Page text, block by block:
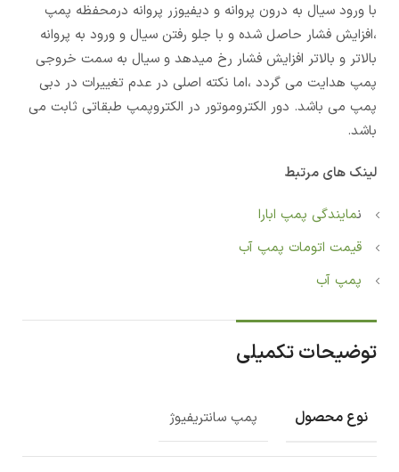
با ورود سیال به درون پروانه و دیفیوزر پروانه درمحفظه پمپ
،افزایش فشار حاصل شده و با جلو رفتن سیال و ورود به پروانه
بالاتر و بالاتر افزایش فشار رخ میدهد و سیال به سمت خروجی
پمپ هدایت می گردد ،اما نکته اصلی در عدم تغییرات در دبی
پمپ می باشد. دور الکتروموتور در الکتروپمپ طبقاتی ثابت می
باشد.
لینک های مرتبط
نمایندگی پمپ ابارا
قیمت اتومات پمپ آب
پمپ آب
توضیحات تکمیلی
نوع محصول پمپ سانتریفیوژ